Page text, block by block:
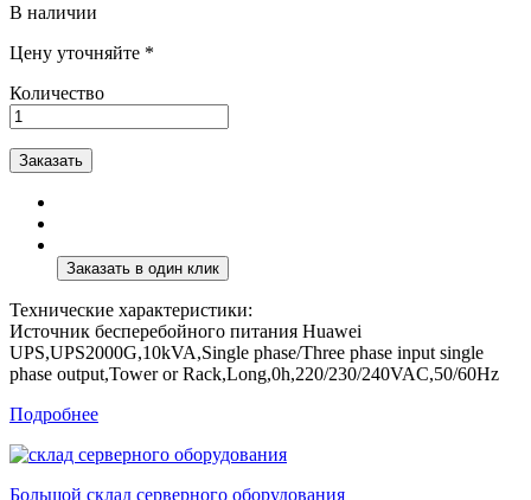
В наличии
Цену уточняйте *
Количество
Заказать
Технические характеристики:
Источник бесперебойного питания Huawei
UPS,UPS2000G,10kVA,Single phase/Three phase input single
phase output,Tower or Rack,Long,0h,220/230/240VAC,50/60Hz
Подробнее
Большой склад серверного оборудования